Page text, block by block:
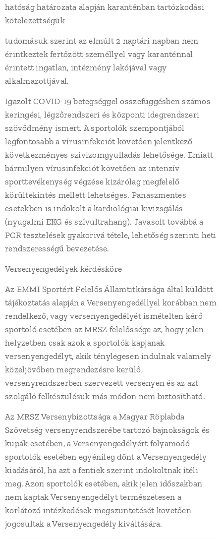
hatóság határozata alapján karanténban tartózkodási
kötelezettségük
tudomásuk szerint az elmúlt 2 naptári napban nem
érintkeztek fertőzött személlyel vagy karanténnal
érintett ingatlan, intézmény lakójával vagy
alkalmazottjával.
Igazolt COVID-19 betegséggel összefüggésben számos
keringési, légzőrendszeri és központi idegrendszeri
szövődmény ismert. A sportolók szempontjából
legfontosabb a vírusinfekciót követően jelentkező
következményes szívizomgyulladás lehetősége. Emiatt
bármilyen vírusinfekciót követően az intenzív
sporttevékenység végzése kizárólag megfelelő
körültekintés mellett lehetséges. Panaszmentes
esetekben is indokolt a kardiológiai kivizsgálás
(nyugalmi EKG és szívultrahang). Javasolt továbbá a
PCR tesztelések gyakorivá tétele, lehetőség szerinti heti
rendszerességű bevezetése.
Versenyengedélyek kérdésköre
Az EMMI Sportért Felelős Államtitkársága által küldött
tájékoztatás alapján a Versenyengedéllyel korábban nem
rendelkező, vagy versenyengedélyét ismételten kérő
sportoló esetében az MRSZ felelőssége az, hogy jelen
helyzetben csak azok a sportolók kapjanak
versenyengedélyt, akik ténylegesen indulnak valamely
közeljövőben megrendezésre kerülő,
versenyrendszerben szervezett versenyen és az azt
szolgáló felkészülésük más módon nem biztosítható.
Az MRSZ Versenybizottsága a Magyar Röplabda
Szövetség versenyrendszerébe tartozó bajnokságok és
kupák esetében, a Versenyengedélyért folyamodó
sportolók esetében egyénileg dönt a Versenyengedély
kiadásáról, ha azt a fentiek szerint indokoltnak ítéli
meg. Azon sportolók esetében, akik jelen időszakban
nem kaptak Versenyengedélyt természetesen a
korlátozó intézkedések megszüntetését követően
jogosultak a Versenyengedély kiváltására.